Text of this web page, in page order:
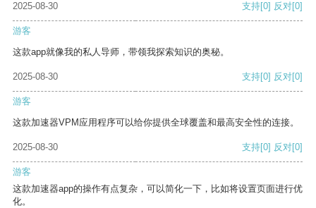
2025-08-30
支持[0] 反对[0]
游客
这款app就像我的私人导师，带领我探索知识的奥秘。
2025-08-30 支持[0] 反对[0]
游客
这款加速器VPM应用程序可以给你提供全球覆盖和最高安全性的连接。
2025-08-30 支持[0] 反对[0]
游客
这款加速器app的操作有点复杂，可以简化一下，比如将设置页面进行优
化。